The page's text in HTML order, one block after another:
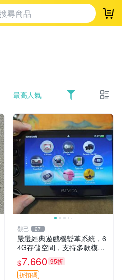
登
最高人氣
觀己 27
嚴選經典遊戲機變革系統，6
4G存儲空間，支持多款模擬
器享受懷舊樂趣 黑店版 PSV
游戲 模擬器
$7,660 95折
折扣碼